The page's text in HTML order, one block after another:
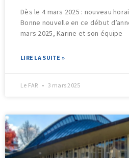
Dès le 4 mars 2025 : nouveau
Bonne nouvelle en ce début
mars 2025, Karine et son équipe
LIRE LA SUITE »
Le FAR 3 mars 2025